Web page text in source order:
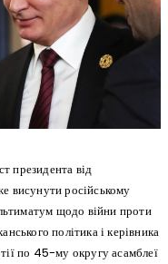
президента від
висунути російському
щодо війни проти
політика і керівника
по 45-му округу асамблеї